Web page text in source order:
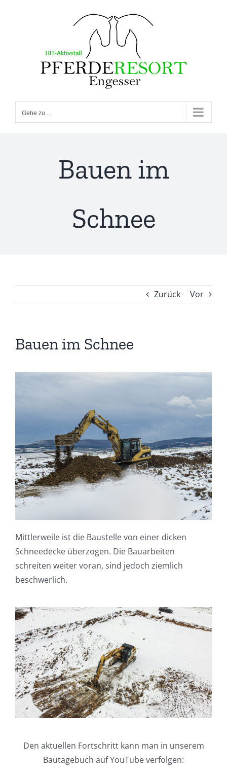
Gehe zu ...
Bauen im
Schnee
Zurück Vor
Bauen im Schnee
Mittlerweile ist die Baustelle von einer dicken
Schneedecke überzogen. Die Bauarbeiten
schreiten weiter voran, sind jedoch ziemlich
beschwerlich.
Den aktuellen Fortschritt kann man in unserem
Bautagebuch auf YouTube verfolgen: